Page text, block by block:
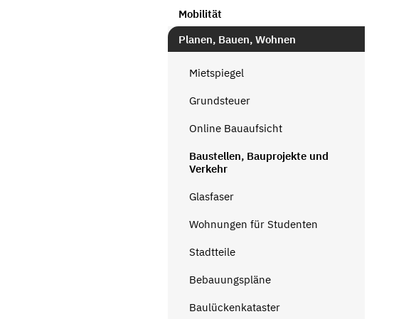
Mobilität
Planen, Bauen, Wohnen
Mietspiegel
Grundsteuer
Online Bauaufsicht
Baustellen, Bauprojekte und
Verkehr
Glasfaser
Wohnungen für Studenten
Stadtteile
Bebauungspläne
Baulückenkataster